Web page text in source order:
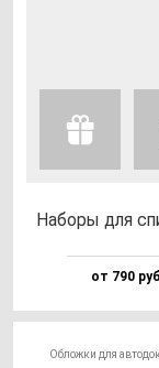
Набо­ры для
от 790 руб
Обложки для